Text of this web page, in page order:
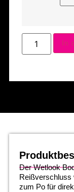
In
Der Wetlook
Reißverschluss
zum Po für